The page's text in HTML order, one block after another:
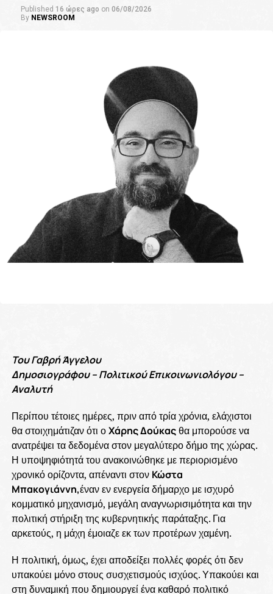
Published 16 ώρες ago on 06/08/2026
By NEWSROOM
Του Γαβρή Άγγελου
Δημοσιογράφου – Πολιτικού Επικοινωνιολόγου –
Αναλυτή
Περίπου τέτοιες ημέρες, πριν από τρία χρόνια, ελάχιστοι
θα στοιχημάτιζαν ότι οΧάρης Δούκαςθα μπορούσε να
ανατρέψει τα δεδομένα στον μεγαλύτερο δήμο της χώρας.
Η υποψηφιότητά του ανακοινώθηκε με περιορισμένο
χρονικό ορίζοντα, απέναντι στον Κώστα
Μπακογιάννη,έναν εν ενεργεία δήμαρχο με ισχυρό
κομματικό μηχανισμό, μεγάλη αναγνωρισιμότητα και την
πολιτική στήριξη της κυβερνητικής παράταξης. Για
αρκετούς, η μάχη έμοιαζε εκ των προτέρων χαμένη.
Η πολιτική, όμως, έχει αποδείξει πολλές φορές ότι δεν
υπακούει μόνο στους συσχετισμούς ισχύος. Υπακούει και
στη δυναμική που δημιουργεί ένα καθαρό πολιτικό